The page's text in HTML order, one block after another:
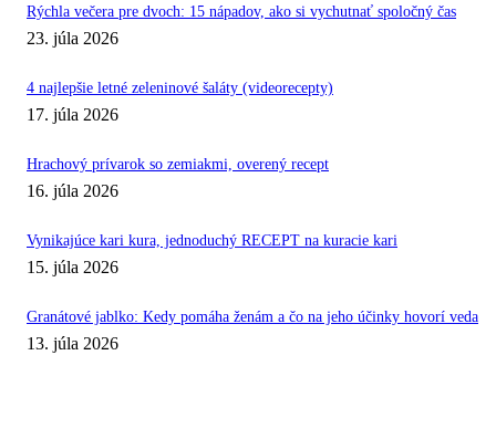
Rýchla večera pre dvoch: 15 nápadov, ako si vychutnať spoločný čas
23. júla 2026
4 najlepšie letné zeleninové šaláty (videorecepty)
17. júla 2026
Hrachový prívarok so zemiakmi, overený recept
16. júla 2026
Vynikajúce kari kura, jednoduchý RECEPT na kuracie kari
15. júla 2026
Granátové jablko: Kedy pomáha ženám a čo na jeho účinky hovorí veda
13. júla 2026